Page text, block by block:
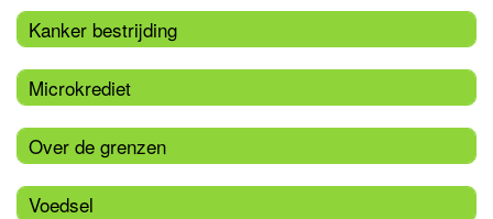
Kanker bestrijding
Microkrediet
Over de grenzen
Voedsel